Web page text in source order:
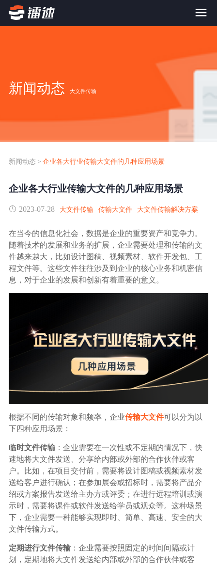
FTP替代升级
SDK传输应用集成
镭速FTP加速
跨国数据传输
数据同步
内外网文件交换
数据迁移
数据协作
行业应用解决方案
政府机构
广告媒体
金融行业
基因行业
汽车行业
生产制造业
案例
新闻动态
关于镭速
新闻动态 大文件传输
新闻动态 > 企业各大行业传输大文件的几种应用场景
企业各大行业传输大文件的几种应用场景
2023-07-28 大文件传输 传输大文件 大文件传输解决方案
在当今的信息化社会，数据是企业的重要资产和竞争力。
随着技术的发展和业务的扩展，企业需要处理和传输的文
件越来越大，比如设计图稿、视频素材、软件开发包、工
程文件等。这些文件往往涉及到企业的核心业务和机密信
息，对于企业的发展和创新有着重要的意义。
根据不同的传输对象和频率，企业传输大文件可以分为以
下四种应用场景：
临时文件传输：企业需要在一次性或不定期的情况下，快
速地将大文件发送、分享给内部或外部的合作伙伴或客
户。比如，在项目交付前，需要将设计图稿或视频素材发
送给客户进行确认；在参加展会或招标时，需要将产品介
绍或方案报告发送给主办方或评委；在进行远程培训或演
示时，需要将课件或软件发送给学员或观众等。这种场景
下，企业需要一种能够实现即时、简单、高速、安全的大
文件传输方式。
定期进行文件传输：企业需要按照固定的时间间隔或计
划，定期地将大文件发送给内部或外部的合作伙伴或客